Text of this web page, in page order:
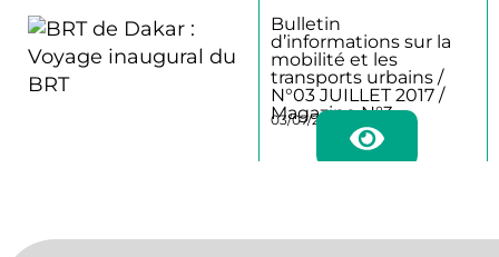
Bulletin
d’informations sur la
mobilité et les
transports urbains /
N°03 JUILLET 2017 /
Magazine N°3
03/07/2017